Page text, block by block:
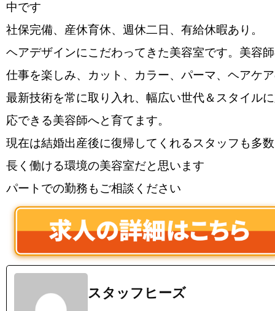
中です
社保完備、産休育休、週休二日、有給休暇あり。
ヘアデザインにこだわってきた美容室です。美容
仕事を楽しみ、カット、カラー、パーマ、ヘアケ
最新技術を常に取り入れ、幅広い世代＆スタイル
応できる美容師へと育てます。
現在は結婚出産後に復帰してくれるスタッフも多
長く働ける環境の美容室だと思います
パートでの勤務もご相談ください
スタッフヒーズ